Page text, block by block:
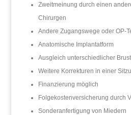
Zweitmeinung durch einen
Chirurgen
Andere Zugangswege oder OP-
Anatomische Implantatform
Ausgleich unterschiedlicher
Weitere Korrekturen in einer
Finanzierung möglich
Folgekostenversicherung durch
Sonderanfertigung von Miedern